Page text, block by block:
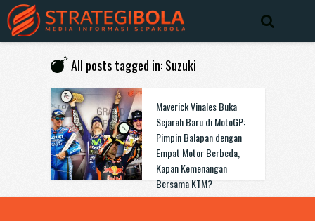
All posts tagged in: Suzuki
Maverick Vinales Buka
Sejarah Baru di MotoGP:
Pimpin Balapan dengan
Empat Motor Berbeda,
Kapan Kemenangan
Bersama KTM?